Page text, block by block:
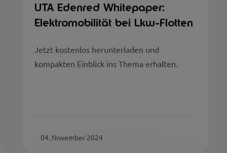
UTA Edenred Whitepaper:
Elektromobilität bei Lkw-Flotten
Jetzt kostenlos herunterladen und
kompakten Einblick ins Thema erhalten.
04. November 2024